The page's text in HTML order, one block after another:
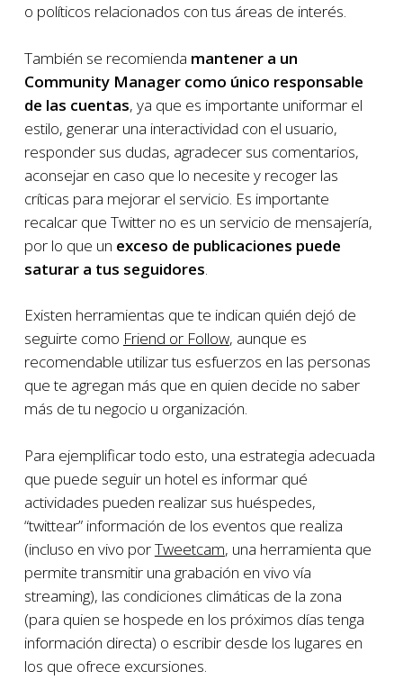
o políticos relacionados con tus áreas de interés.
También se recomienda mantener a un
Community Manager como único responsable
de las cuentas, ya que es importante uniformar el
estilo, generar una interactividad con el usuario,
responder sus dudas, agradecer sus comentarios,
aconsejar en caso que lo necesite y recoger las
críticas para mejorar el servicio. Es importante
recalcar que Twitter no es un servicio de mensajería,
por lo que un exceso de publicaciones puede
saturar a tus seguidores
Existen herramientas que te indican quién dejó de
seguirte como Friend or Follow, aunque es
recomendable utilizar tus esfuerzos en las personas
que te agregan más que en quien decide no saber
más de tu negocio u organización.
Para ejemplificar todo esto, una estrategia adecuada
que puede seguir un hotel es informar qué
actividades pueden realizar sus huéspedes,
“twittear” información de los eventos que realiza
(incluso en vivo porTweetcam, una herramienta que
permite transmitir una grabación en vivo vía
streaming), las condiciones climáticas de la zona
(para quien se hospede en los próximos días tenga
información directa) o escribir desde los lugares en
los que ofrece excursiones.